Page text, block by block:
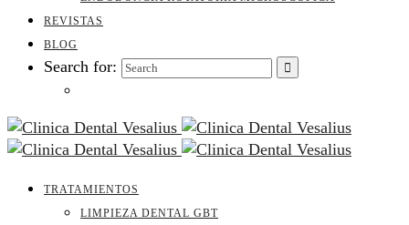
REVISTAS
BLOG
Search for:
TRATAMIENTOS
LIMPIEZA DENTAL GBT